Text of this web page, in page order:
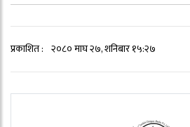
प्रकाशित : २०८० माघ २७, शनिबार १५:२७